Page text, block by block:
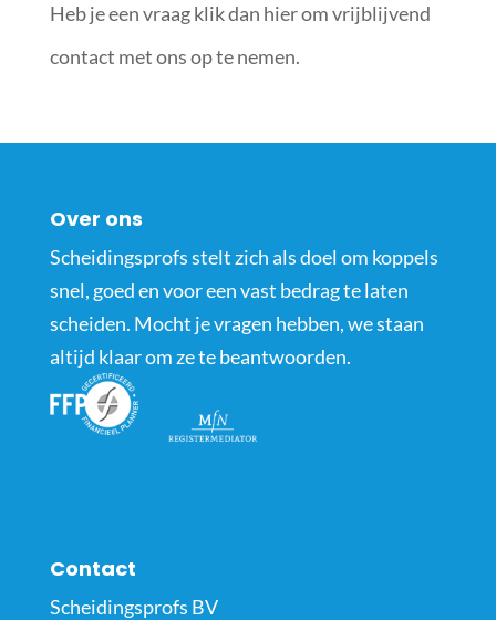
Heb je een vraag klik dan hier om vrijblijvend
contact met ons op te nemen.
Over ons
Scheidingsprofs stelt zich als doel om koppels
snel, goed en voor een vast bedrag te laten
scheiden. Mocht je vragen hebben, we staan
altijd klaar om ze te beantwoorden.
Contact
Scheidingsprofs BV